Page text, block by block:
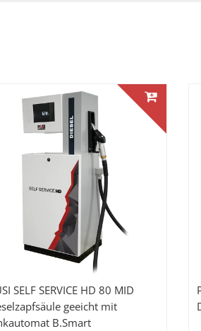
SELF SERVICE HD 80 MID
geeicht mit
B.Smart